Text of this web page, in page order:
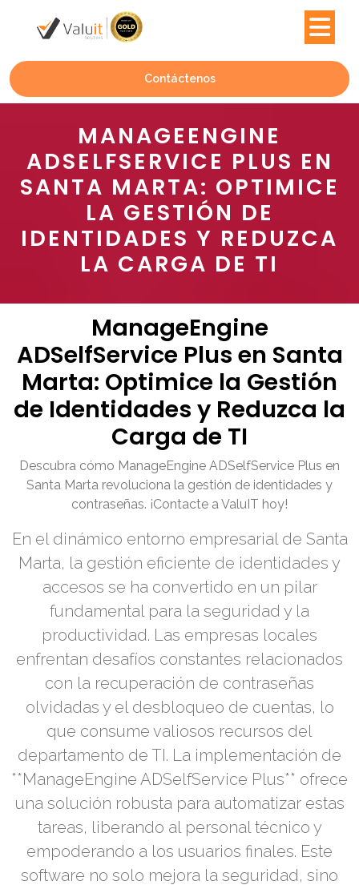
Contáctenos
MANAGEENGINE
ADSELFSERVICE PLUS EN
SANTA MARTA: OPTIMICE
LA GESTIÓN DE
IDENTIDADES Y REDUZCA
LA CARGA DE TI
ManageEngine
ADSelfService Plus en Santa
Marta: Optimice la Gestión
de Identidades y Reduzca la
Carga de TI
Descubra cómo ManageEngine ADSelfService Plus en
Santa Marta revoluciona la gestión de identidades y
contraseñas. ¡Contacte a ValuIT hoy!
En el dinámico entorno empresarial de Santa
Marta, la gestión eficiente de identidades y
accesos se ha convertido en un pilar
fundamental para la seguridad y la
productividad. Las empresas locales
enfrentan desafíos constantes relacionados
con la recuperación de contraseñas
olvidadas y el desbloqueo de cuentas, lo
que consume valiosos recursos del
departamento de TI. La implementación de
**ManageEngine ADSelfService Plus** ofrece
una solución robusta para automatizar estas
tareas, liberando al personal técnico y
empoderando a los usuarios finales. Este
software no solo mejora la seguridad, sino